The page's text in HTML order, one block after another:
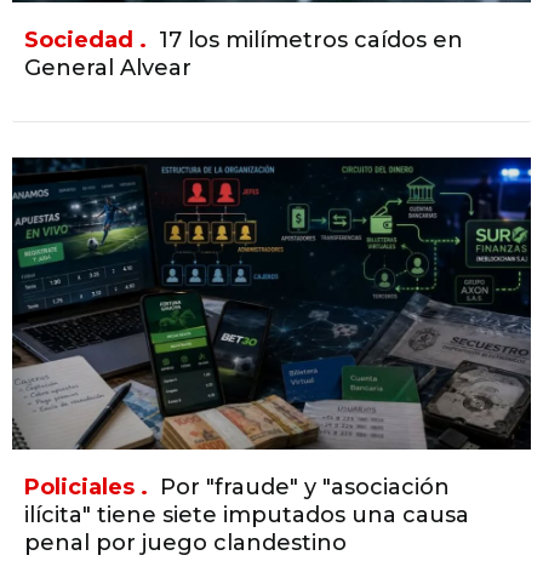
Sociedad . 17 los milímetros caídos en
General Alvear
Policiales . Por "fraude" y "asociación
ilícita" tiene siete imputados una causa
penal por juego clandestino